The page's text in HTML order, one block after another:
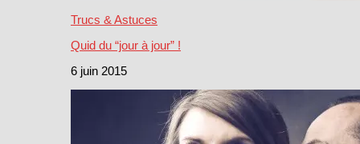
Trucs & Astuces
Quid du “jour à jour” !
6 juin 2015